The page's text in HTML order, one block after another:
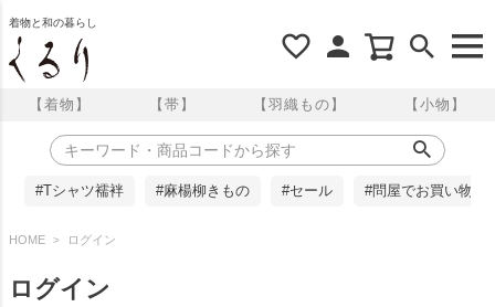
着物と和の暮らし
【着物】 【帯】 【羽織もの】 【小物】
#Tシャツ襦袢 #麻楊柳きもの #セール #問屋でお買い物
HOME ログイン
ログイン